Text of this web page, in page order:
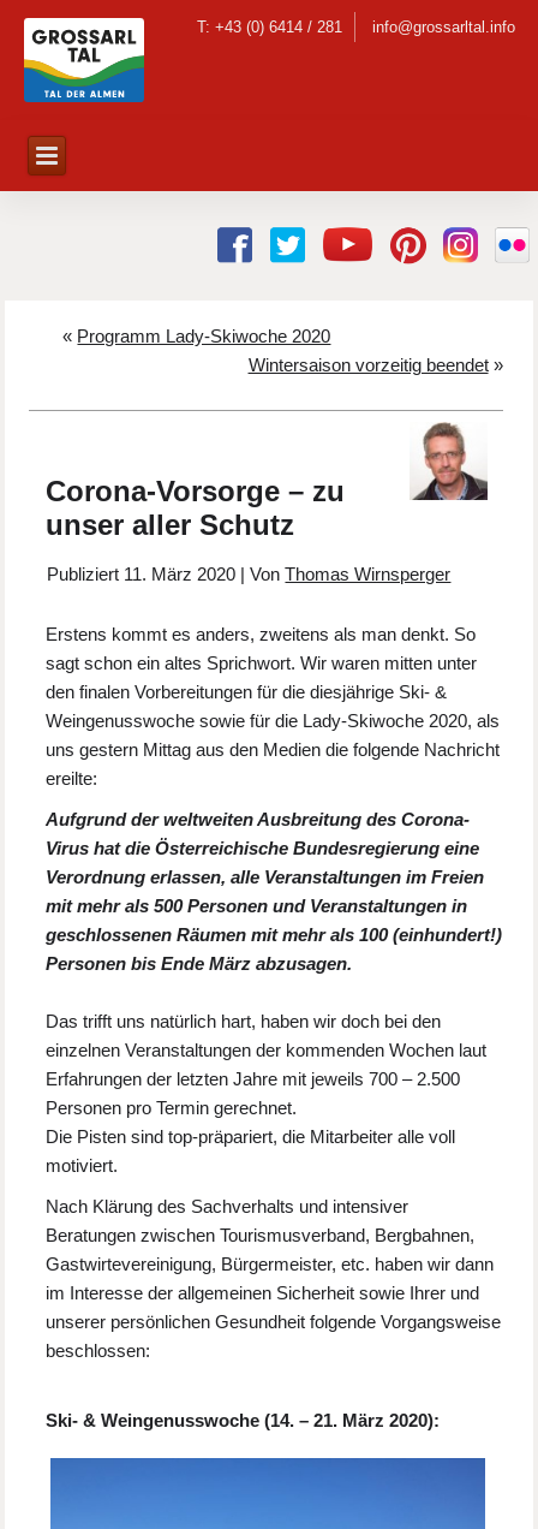
T: +43 (0) 6414 / 281 info@grossarltal.info
« Programm Lady-Skiwoche 2020
Wintersaison vorzeitig beendet»
Corona-Vorsorge – zu
unser aller Schutz
Publiziert 11. März 2020 |Von Thomas Wirnsperger
Erstens kommt es anders, zweitens als man denkt. So
sagt schon ein altes Sprichwort. Wir waren mitten unter
den finalen Vorbereitungen für die diesjährige Ski- &
Weingenusswoche sowie für die Lady-Skiwoche 2020, als
uns gestern Mittag aus den Medien die folgende Nachricht
ereilte:
Aufgrund der weltweiten Ausbreitung des Corona-
Virus hat die Österreichische Bundesregierung eine
Verordnung erlassen, alle Veranstaltungen im Freien
mit mehr als 500 Personen und Veranstaltungen in
geschlossenen Räumen mit mehr als 100 (einhundert!)
Personen bis Ende März abzusagen.
Das trifft uns natürlich hart, haben wir doch bei den
einzelnen Veranstaltungen der kommenden Wochen laut
Erfahrungen der letzten Jahre mit jeweils 700 – 2.500
Personen pro Termin gerechnet.
Die Pisten sind top-präpariert, die Mitarbeiter alle voll
motiviert.
Nach Klärung des Sachverhalts und intensiver
Beratungen zwischen Tourismusverband, Bergbahnen,
Gastwirtevereinigung, Bürgermeister, etc. haben wir dann
im Interesse der allgemeinen Sicherheit sowie Ihrer und
unserer persönlichen Gesundheit folgende Vorgangsweise
beschlossen:
Ski- & Weingenusswoche (14. – 21. März 2020):